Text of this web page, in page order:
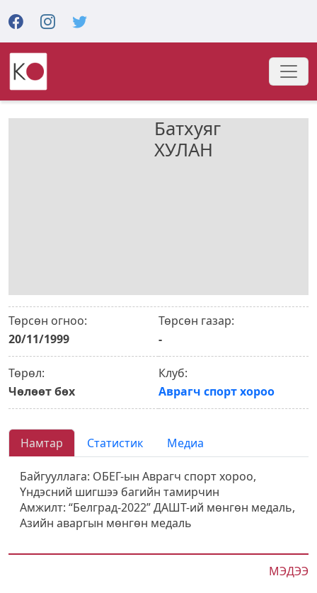
МЭДЭЭ
Батхуяг
ХУЛАН
Төрсөн огноо:
20/11/1999
Төрсөн газар:
-
Төрөл:
Чөлөөт бөх
Клуб:
Аврагч спорт хороо
Намтар Статистик Медиа
Байгууллага: ОБЕГ-ын Аврагч спорт хороо,
Үндэсний шигшээ багийн тамирчин
Амжилт: “Белград-2022” ДАШТ-ий мөнгөн медаль,
Азийн аваргын мөнгөн медаль